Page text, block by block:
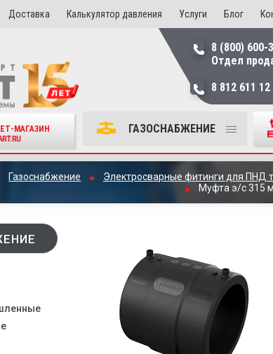
Доставка Калькулятор давления Услуги Блог
МАГАЗИН
8 (800) 600-
Отдел
8 812 611
ГАЗОСНАБЖЕНИЕ
Газоснабжение Электросварные фитинги для ПНД
Муфта э/с 315